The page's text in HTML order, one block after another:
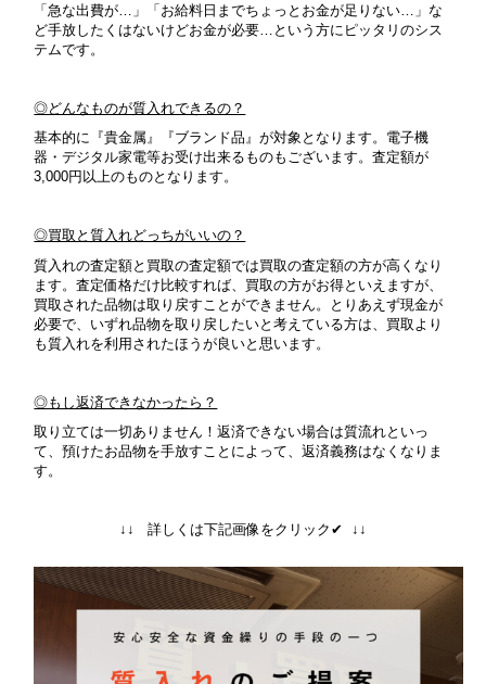
「急な出費が…」「お給料日までちょっとお金が足りない…」な
ど手放したくはないけどお金が必要…という方にピッタリのシス
テムです。
◎どんなものが質入れできるの？
基本的に『貴金属』『ブランド品』が対象となります。 電子機
器・デジタル家電等お受け出来るものもございます。査定額が
3,000円以上のものとなります。
◎買取と質入れどっちがいいの？
質入れの査定額と買取の査定額では買取の査定額の方が高くなり
ます。査定価格だけ比較すれば、買取の方がお得といえますが、
買取された品物は取り戻すことができません。とりあえず現金が
必要で、いずれ品物を取り戻したいと考えている方は、買取より
も質入れを利用されたほうが良いと思います。
◎もし返済できなかったら？
取り立ては一切ありません！返済できない場合は質流れといっ
て、預けたお品物を手放すことによって、返済義務はなくなりま
す。
↓↓ 詳しくは下記画像をクリック✔ ↓↓